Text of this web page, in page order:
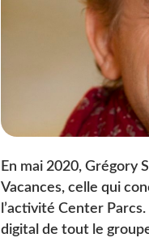
En mai 2020, Grégory
Vacances, celle qui
l’activité Center
digital de tout le